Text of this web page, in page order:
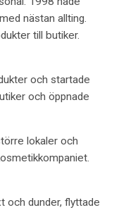
nästan allting.
till butiker.
och startade
och öppnade
lokaler och
och dunder, flyttade